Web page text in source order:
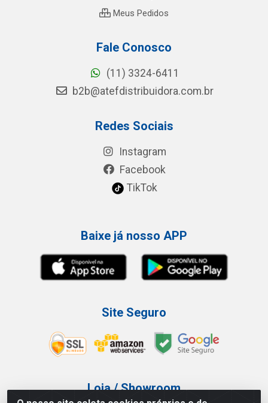
Meus Pedidos
Fale Conosco
(11) 3324-6411
b2b@atefdistribuidora.com.br
Redes Sociais
Instagram
Facebook
TikTok
Baixe já nosso APP
Site Seguro
Loja / Showroom